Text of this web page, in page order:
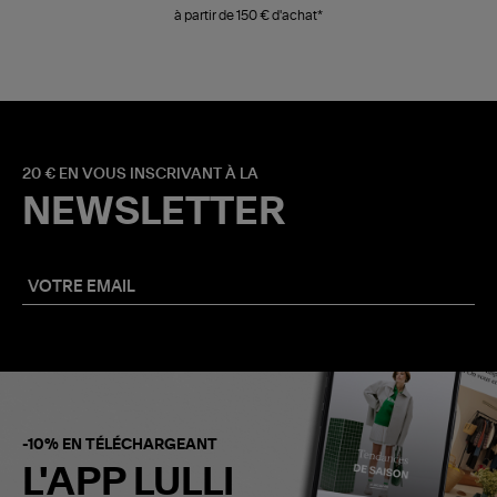
à partir de 150 € d'achat*
20 € EN VOUS INSCRIVANT À LA
NEWSLETTER
-10% EN TÉLÉCHARGEANT
L'APP LULLI